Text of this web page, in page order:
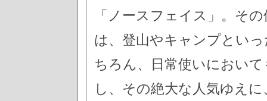
「ノースフェイス」。そ
は、登山やキャンプとい
ちろん、日常使いにおい
し、その絶大な人気ゆえ